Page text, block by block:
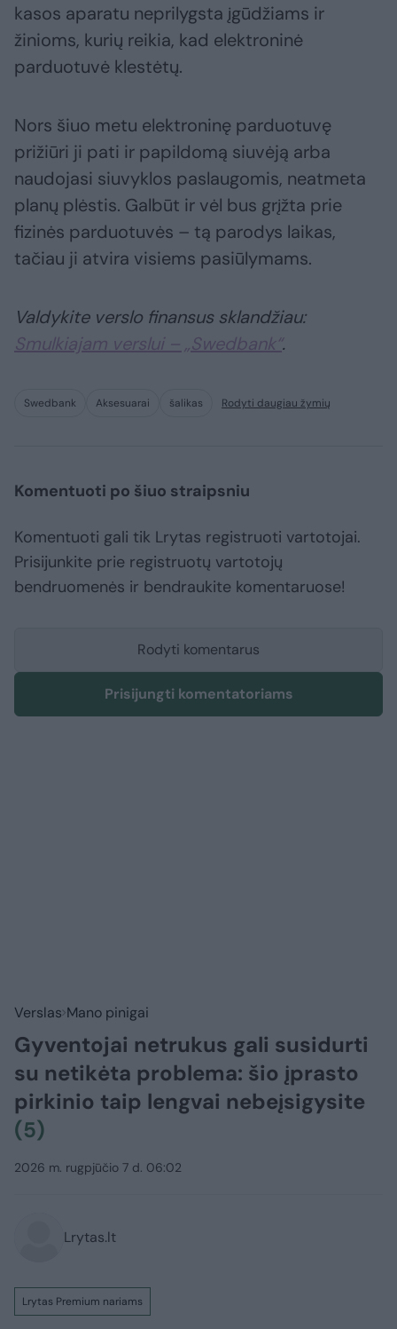
kasos aparatu neprilygsta įgūdžiams ir
žinioms, kurių reikia, kad elektroninė
parduotuvė klestėtų.
Nors šiuo metu elektroninę parduotuvę
prižiūri ji pati ir papildomą siuvėją arba
naudojasi siuvyklos paslaugomis, neatmeta
planų plėstis. Galbūt ir vėl bus grįžta prie
fizinės parduotuvės – tą parodys laikas,
tačiau ji atvira visiems pasiūlymams.
Valdykite verslo finansus sklandžiau:
Smulkiajam verslui – „Swedbank“.
Swedbank Aksesuarai šalikas Rodyti daugiau žymių
Komentuoti po šiuo straipsniu
Komentuoti gali tik Lrytas registruoti vartotojai.
Prisijunkite prie registruotų vartotojų
bendruomenės ir bendraukite komentaruose!
Rodyti komentarus
Prisijungti komentatoriams
Verslas Mano pinigai
Gyventojai netrukus gali susidurti
su netikėta problema: šio įprasto
pirkinio taip lengvai nebeįsigysite
(5)
2026 m. rugpjūčio 7 d. 06:02
Lrytas.lt
Lrytas Premium nariams